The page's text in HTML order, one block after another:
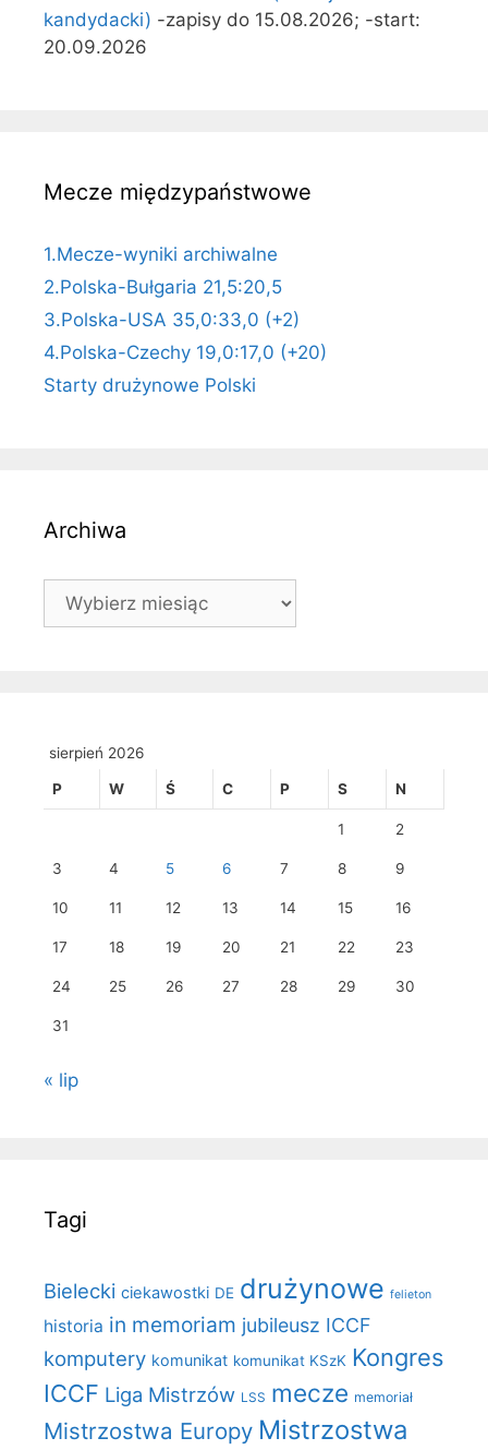
kandydacki) -zapisy do 15.08.2026; -start:
20.09.2026
Mecze międzypaństwowe
1.Mecze-wyniki archiwalne
2.Polska-Bułgaria 21,5:20,5
3.Polska-USA 35,0:33,0 (+2)
4.Polska-Czechy 19,0:17,0 (+20)
Starty drużynowe Polski
Archiwa
Archiwa
sierpień 2026
P W Ś C P S N
1 2
3 4 5 6 7 8 9
10 11 12 13 14 15 16
17 18 19 20 21 22 23
24 25 26 27 28 29 30
31
« lip
Tagi
Bielecki ciekawostki DE drużynowe felieton
historia in memoriam jubileusz ICCF
komputery komunikat komunikat KSzK Kongres
ICCF Liga Mistrzów LSS mecze memoriał
Mistrzostwa Europy Mistrzostwa